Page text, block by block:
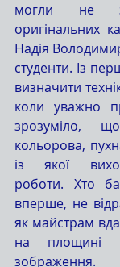
могли не
оригінальних
Надія
студенти. Із
визначити
коли уважно
зрозуміло,
кольорова,
із якої
роботи. Хто
вперше, не
як майстрам
на площині
зображення.